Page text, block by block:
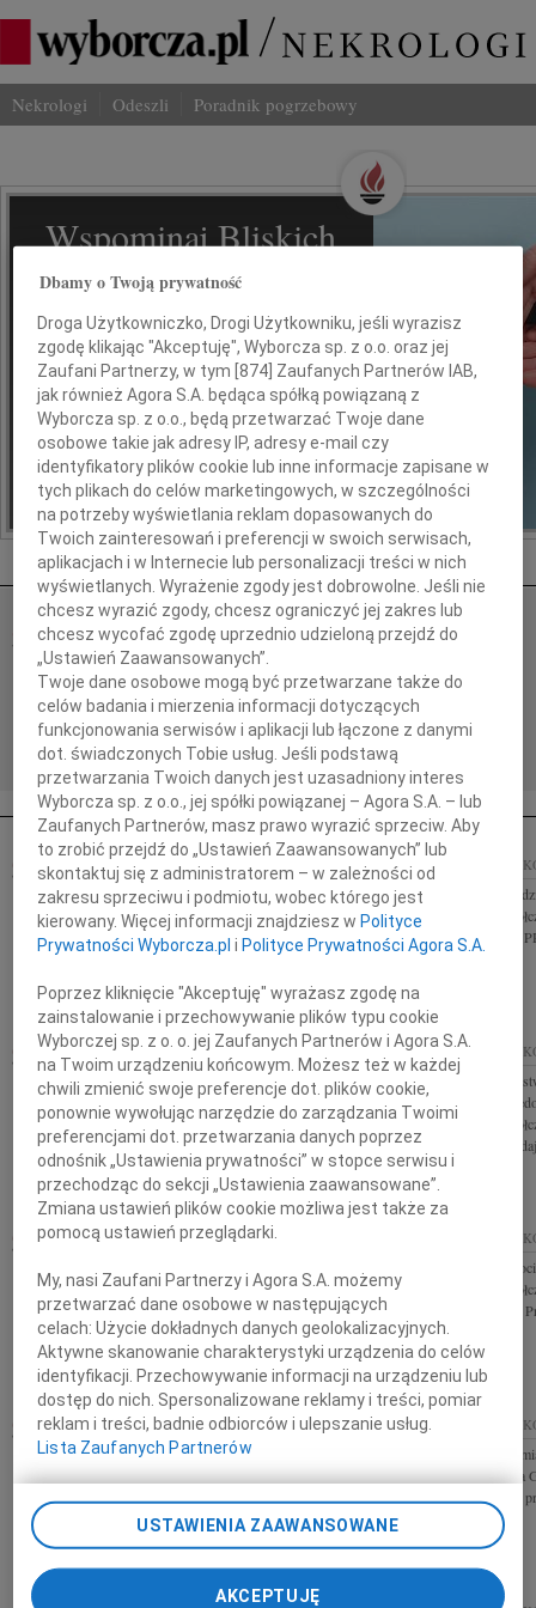
Nekrologi Odeszli Poradnik pogrzebowy
Wspominaj Bliskich
Na Odeszli.pl
Jak ich zapamiętaliśmy? Serwis
odeszli.pl z Grupy Wyborcza, to
możliwość stworzenia unikalnego
wspomnienia. Dziel się nim z rodziną i
przyjaciółmi.
*ogłoszenie
Nekrologi Kraków
ZBIGNIEW ŚWIĘCH 07.08.2026
KRAKÓW
Z dużym smutkiem przyjąłem wiadomość o śmierci
Zbigniewa Święcha dziennikarza, pisarza, reżysera
filmów dokumentalnych, popularyzatora nauki oraz
autora znakomitych...
14.10.2009 KRAKÓW
Pani Agnieszce, Stefanii, Zosi wyrazy głębokiego
współczucia z powodu śmierci Męża i Taty Marcina
Godzińskiego składają rodzice, wychowawczyni i
dzieci z klasy I A...
14.10.2009
Pani dr Ewie
głębokiego
zespół Pracowni
MACIEJ 14.10.2009 KRAKÓW
Naszemu Drogiemu Kanclerzowi Franciszkowi
Gałuszce i całej Rodzinie wyrazy głębokiego
współczucia z powodu tragicznej śmierci Zięcia
Macieja składają Rektor, Senat,...
13.10.2009
Szanownym
Wojciechowi
głębokiego
Ojca i Brata
13.10.2009KRAKÓW
Taty dla naszej Pani Prezes Doroty Szopińskiej-
Wójcik oraz Jej Bliskich przekazują Pracownicy i
Zarząd PLIVY...
Pani Prezes
głębokiego
składają Zarząd
13.10.2009KRAKÓW
Jesteśmy głęboko poruszeni śmiercią Pana Marcina
Godzińskiego Poznaliśmy go jako Człowieka
szlachetnego, o wielkim uśmiechu, i znakomitego
architekta. Wyrazy współczucia...
13.10.2009
Z żalem
odeszła Krystyna
smutku rodzinę i
Dbamy o Twoją prywatność
Droga Użytkowniczko, Drogi Użytkowniku, jeśli wyrazisz
zgodę klikając "Akceptuję", Wyborcza sp. z o.o. oraz jej
Zaufani Partnerzy, w tym [874 ] Zaufanych Partnerów IAB,
jak również Agora S.A. będąca spółką powiązaną z
Wyborcza sp. z o.o., będą przetwarzać Twoje dane
osobowe takie jak adresy IP, adresy e-mail czy
identyfikatory plików cookie lub inne informacje zapisane w
tych plikach do celów marketingowych, w szczególności
na potrzeby wyświetlania reklam dopasowanych do
Twoich zainteresowań i preferencji w swoich serwisach,
aplikacjach i w Internecie lub personalizacji treści w nich
wyświetlanych. Wyrażenie zgody jest dobrowolne. Jeśli nie
chcesz wyrazić zgody, chcesz ograniczyć jej zakres lub
chcesz wycofać zgodę uprzednio udzieloną przejdź do
„Ustawień Zaawansowanych”.
Twoje dane osobowe mogą być przetwarzane także do
celów badania i mierzenia informacji dotyczących
funkcjonowania serwisów i aplikacji lub łączone z danymi
dot. świadczonych Tobie usług. Jeśli podstawą
przetwarzania Twoich danych jest uzasadniony interes
Wyborcza sp. z o.o., jej spółki powiązanej – Agora S.A. – lub
Zaufanych Partnerów, masz prawo wyrazić sprzeciw. Aby
to zrobić przejdź do „Ustawień Zaawansowanych” lub
skontaktuj się z administratorem – w zależności od
zakresu sprzeciwu i podmiotu, wobec którego jest
kierowany. Więcej informacji znajdziesz w Polityce
Prywatności Wyborcza.pl i Polityce Prywatności Agora S.A.
Poprzez kliknięcie "Akceptuję" wyrażasz zgodę na
zainstalowanie i przechowywanie plików typu cookie
Wyborczej sp. z o. o. jej Zaufanych Partnerów i Agora S.A.
na Twoim urządzeniu końcowym. Możesz też w każdej
chwili zmienić swoje preferencje dot. plików cookie,
ponownie wywołując narzędzie do zarządzania Twoimi
preferencjami dot. przetwarzania danych poprzez
odnośnik „Ustawienia prywatności” w stopce serwisu i
przechodząc do sekcji „Ustawienia zaawansowane”.
Zmiana ustawień plików cookie możliwa jest także za
pomocą ustawień przeglądarki.
My, nasi Zaufani Partnerzy i Agora S.A. możemy
przetwarzać dane osobowe w następujących
celach:Użycie dokładnych danych geolokalizacyjnych.
Aktywne skanowanie charakterystyki urządzenia do celów
identyfikacji. Przechowywanie informacji na urządzeniu lub
dostęp do nich. Spersonalizowane reklamy i treści, pomiar
reklam i treści, badnie odbiorców i ulepszanie usług.
Lista Zaufanych Partnerów
USTAWIENIA ZAAWANSOWANE
AKCEPTUJĘ